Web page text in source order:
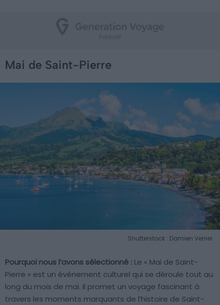
Mai de Saint-Pierre
Shutterstock : Damien Verrier
Pourquoi nous l’avons sélectionné : Le « Mai de Saint-
Pierre » est un événement culturel qui se déroule tout au
long du mois de mai. Il promet un voyage fascinant à
travers les moments marquants de l’histoire de Saint-